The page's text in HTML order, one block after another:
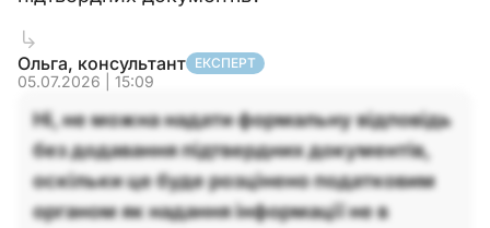
Ольга, консультант ЕКСПЕРТ
05.07.2026 | 15:09
Ні, не можна надати формальну відповідь
без додавання підтвердних документів,
оскільки це буде розцінено податковим
органом як надання інформації не в